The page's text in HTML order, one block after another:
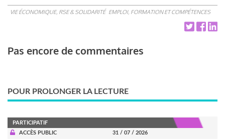
VIE ÉCONOMIQUE, RSE & SOLIDARITÉ EMPLOI, FORMATION ET COMPÉTENCES
Pas encore de commentaires
POUR PROLONGER LA LECTURE
PARTICIPATIF
ACCÈS PUBLIC
31 / 07 / 2026